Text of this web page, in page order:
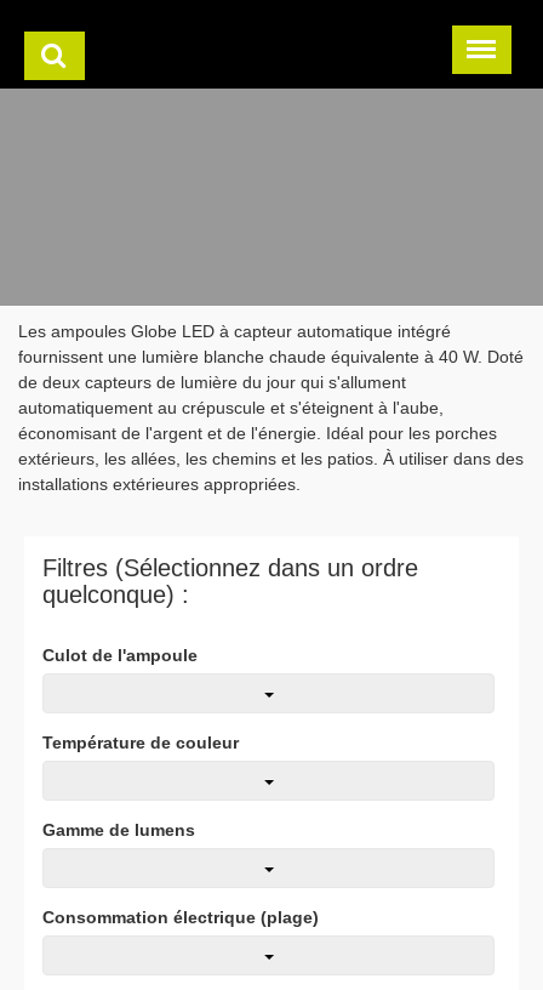
Les ampoules Globe LED à capteur automatique intégré
fournissent une lumière blanche chaude équivalente à 40 W. Doté
de deux capteurs de lumière du jour qui s'allument
automatiquement au crépuscule et s'éteignent à l'aube,
économisant de l'argent et de l'énergie. Idéal pour les porches
extérieurs, les allées, les chemins et les patios. À utiliser dans des
installations extérieures appropriées.
Filtres (Sélectionnez dans un ordre
quelconque) :
Culot de l'ampoule
Température de couleur
Gamme de lumens
Consommation électrique (plage)